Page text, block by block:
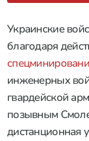
Украинские
благодаря
инженерных
гвардейской
позывным
дистанционная